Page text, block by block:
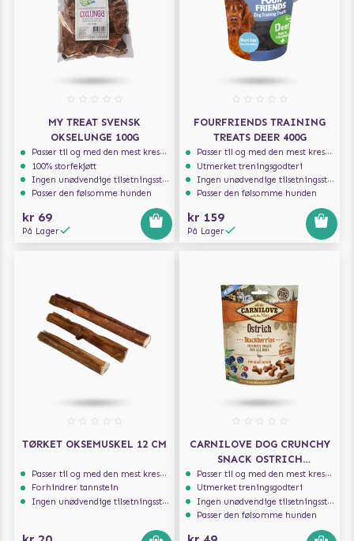
MY TREAT SVENSK
OKSELUNGE 100G
Passer til og med den mest kresne hunden
100% storfekjøtt
Ingen unødvendige tilsetningsstoffer
Passer den følsomme hunden
kr 69
På Lager
FOURFRIENDS TRAINING
TREATS DEER 400G
Passer til og med den mest kresne hunden
Utmerket treningsgodteri
Ingen unødvendige tilsetningsstoffer
Passer den følsomme hunden
kr 159
På Lager
TØRKET OKSEMUSKEL 12 CM
Passer til og med den mest kresne hunden
Forhindrer tannstein
Ingen unødvendige tilsetningsstoffer
CARNILOVE DOG CRUNCHY
SNACK OSTRICH
BLACKBERRIES 200G
Passer til og med den mest kresne hunden
Utmerket treningsgodteri
Ingen unødvendige tilsetningsstoffer
Passer den følsomme hunden